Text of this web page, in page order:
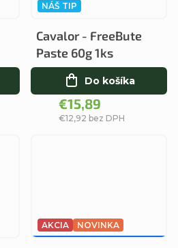
NÁŠ TIP
Cavalor - FreeBute
Paste 60g 1ks
€12,92 bez DPH
€15,89
Do košíka
AKCIA NOVINKA